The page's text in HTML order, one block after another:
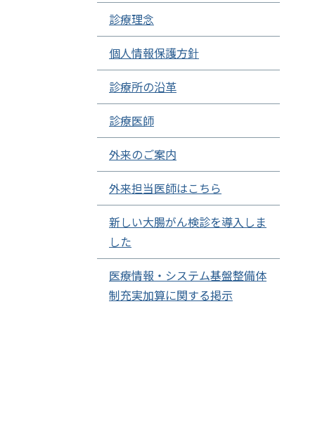
診療理念
個人情報保護方針
診療所の沿革
診療医師
外来のご案内
外来担当医師はこちら
新しい大腸がん検診を導入しま
した
医療情報・システム基盤整備体
制充実加算に関する掲示